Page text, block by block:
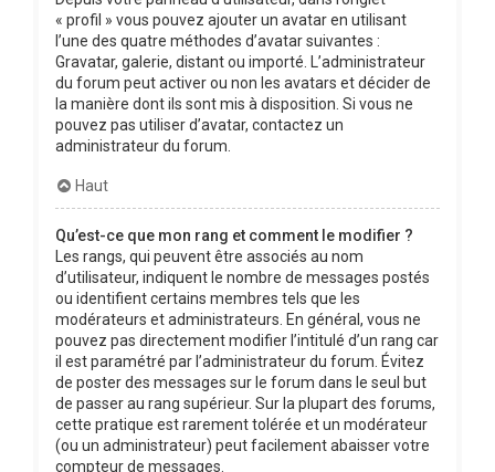
« profil » vous pouvez ajouter un avatar en utilisant
l’une des quatre méthodes d’avatar suivantes :
Gravatar, galerie, distant ou importé. L’administrateur
du forum peut activer ou non les avatars et décider de
la manière dont ils sont mis à disposition. Si vous ne
pouvez pas utiliser d’avatar, contactez un
administrateur du forum.
Haut
Qu’est-ce que mon rang et comment le modifier ?
Les rangs, qui peuvent être associés au nom
d’utilisateur, indiquent le nombre de messages postés
ou identifient certains membres tels que les
modérateurs et administrateurs. En général, vous ne
pouvez pas directement modifier l’intitulé d’un rang car
il est paramétré par l’administrateur du forum. Évitez
de poster des messages sur le forum dans le seul but
de passer au rang supérieur. Sur la plupart des forums,
cette pratique est rarement tolérée et un modérateur
(ou un administrateur) peut facilement abaisser votre
compteur de messages.